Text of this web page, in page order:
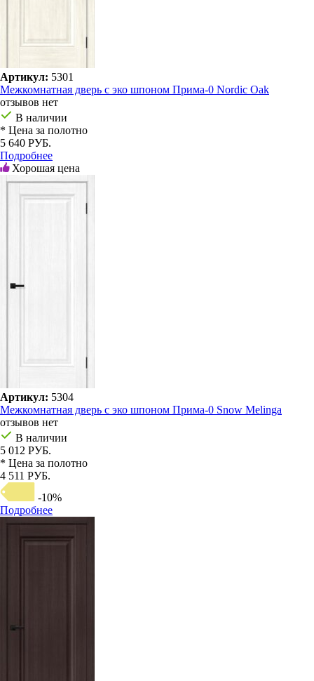
Артикул: 5301
Межкомнатная дверь с эко шпоном Прима-0 Nordic Oak
отзывов нет
В наличии
* Цена за полотно
5 640 РУБ.
Подробнее
Хорошая цена
Артикул: 5304
Межкомнатная дверь с эко шпоном Прима-0 Snow Melinga
отзывов нет
В наличии
5 012 РУБ.
* Цена за полотно
4 511 РУБ.
-10%
Подробнее